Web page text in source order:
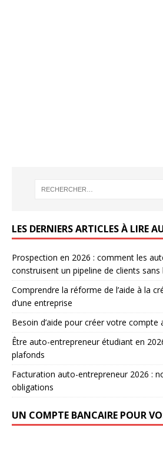
LES DERNIERS ARTICLES À LIRE
Prospection en 2026 : comment les
construisent un pipeline de clients
Comprendre la réforme de l’aide à la
d’une entreprise
Besoin d’aide pour créer votre compte
Être auto-entrepreneur étudiant en
plafonds
Facturation auto-entrepreneur 2026 :
obligations
UN COMPTE BANCAIRE POUR